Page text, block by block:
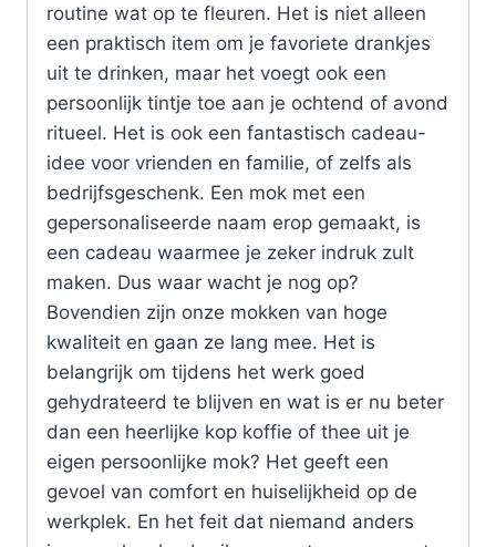
routine wat op te fleuren. Het is niet alleen
een praktisch item om je favoriete drankjes
uit te drinken, maar het voegt ook een
persoonlijk tintje toe aan je ochtend of avond
ritueel. Het is ook een fantastisch cadeau-
idee voor vrienden en familie, of zelfs als
bedrijfsgeschenk. Een mok met een
gepersonaliseerde naam erop gemaakt, is
een cadeau waarmee je zeker indruk zult
maken. Dus waar wacht je nog op?
Bovendien zijn onze mokken van hoge
kwaliteit en gaan ze lang mee. Het is
belangrijk om tijdens het werk goed
gehydrateerd te blijven en wat is er nu beter
dan een heerlijke kop koffie of thee uit je
eigen persoonlijke mok? Het geeft een
gevoel van comfort en huiselijkheid op de
werkplek. En het feit dat niemand anders